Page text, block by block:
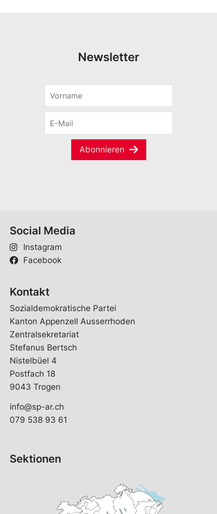
Newsletter
r
m
M
Abonnieren
Social Media
Instagram
Facebook
Kontakt
Sozialdemokratische Partei
Kanton Appenzell Ausserrhoden
Zentralsekretariat
Stefanus Bertsch
Nistelbüel 4
Postfach 18
9043 Trogen
info@sp-ar.ch
079 538 93 61
Sektionen